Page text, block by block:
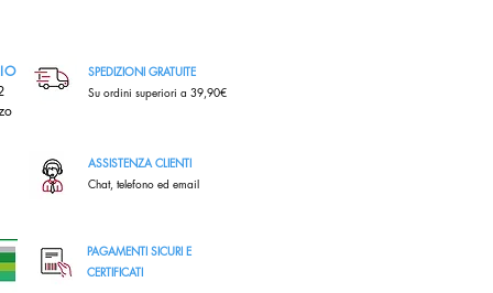
SPEDIZIONI GRATUITE
Su ordini superiori a 39,90€
ASSISTENZA CLIENTI
Chat, telefono ed email
PAGAMENTI SICURI E
CERTIFICATI